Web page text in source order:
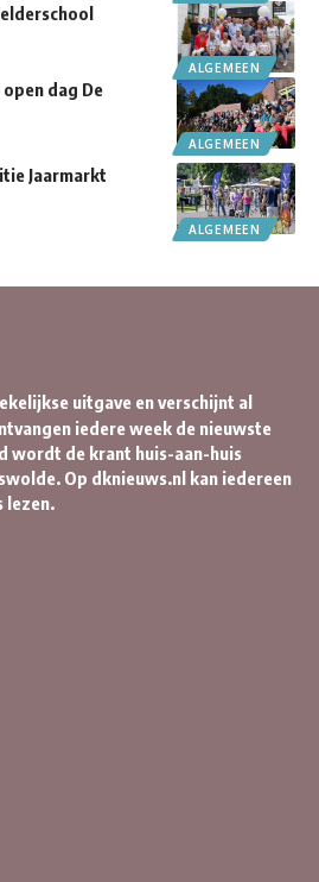
ALGEMEEN
ALGEMEEN
dag De
ALGEMEEN
Jaarmarkt
uitgave en verschijnt al
iedere week de nieuwste
wordt de krant huis-aan-huis
Op dknieuws.nl kan iedereen
lezen.